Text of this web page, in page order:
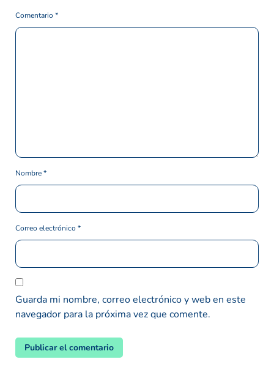
Comentario *
Nombre*
Correo electrónico *
Guarda mi nombre, correo electrónico y web en este
navegador para la próxima vez que comente.